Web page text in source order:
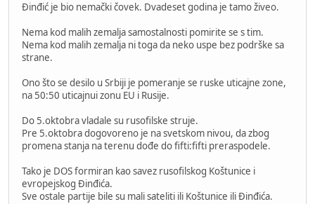
Đinđić je bio nemački čovek. Dvadeset godina je tamo živeo.
Nema kod malih zemalja samostalnosti pomirite se s tim.
Nema kod malih zemalja ni toga da neko uspe bez podrške sa
strane.
Ono što se desilo u Srbiji je pomeranje se ruske uticajne zone,
na 50:50 uticajnui zonu EU i Rusije.
Do 5.oktobra vladale su rusofilske struje.
Pre 5.oktobra dogovoreno je na svetskom nivou, da zbog
promena stanja na terenu dođe do fifti:fifti preraspodele.
Tako je DOS formiran kao savez rusofilskog Koštunice i
evropejskog Đinđića.
Sve ostale partije bile su mali sateliti ili Koštunice ili Đinđića.